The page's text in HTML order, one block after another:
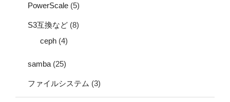
PowerScale (5)
S3互換など (8)
ceph (4)
samba (25)
ファイルシステム (3)